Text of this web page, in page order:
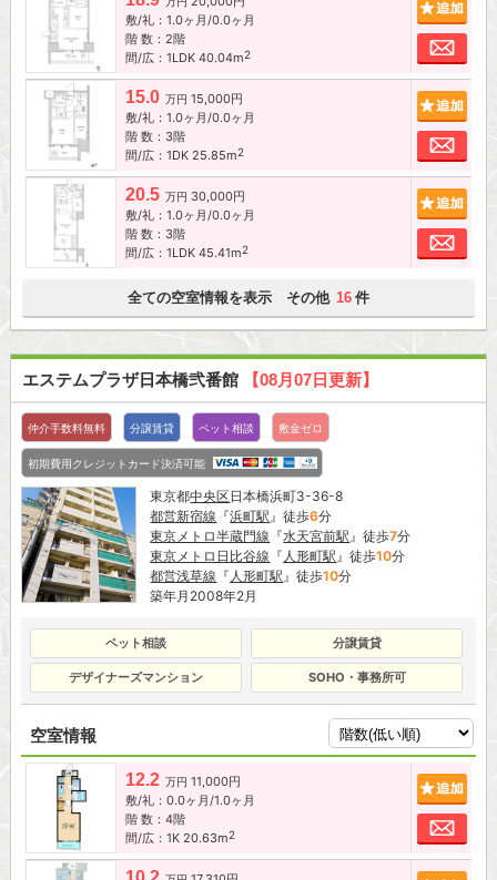
敷/礼：1.0ヶ月/0.0ヶ月
階 数：2階
間/広：1LDK 40.04m2
お
15.0 万円 15,000円
敷/礼：1.0ヶ月/0.0ヶ月
階 数：3階
間/広：1DK 25.85m2
お
20.5 万円 30,000円
敷/礼：1.0ヶ月/0.0ヶ月
階 数：3階
間/広：1LDK 45.41m2
お
全ての空室情報を表示 その他 16 件
エステムプラザ日本橋弐番館 【08月07日更新】
仲介手数料無料 分譲賃貸 ペット相談 敷金ゼロ
初期費用クレジットカード決済可能
東京都中央区日本橋浜町3-36-8
都営新宿線 『浜町駅』徒歩6分
東京メトロ半蔵門線 『水天宮前駅』徒歩7分
東京メトロ日比谷線 『 人形町駅』徒歩10分
都営浅草線 『 人形町駅』徒歩10分
築年月2008年2月
ペット相談 分譲賃貸
デザイナーズマンション SOHO・事務所可
空室情報
12.2 万円 11,000円
敷/礼：0.0ヶ月/1.0ヶ月
階 数：4階
間/広：1K 20.63m2
お